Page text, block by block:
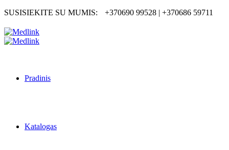
SUSISIEKITE SU MUMIS:
+370690 99528 | +370686 59711
Pradinis
Katalogas